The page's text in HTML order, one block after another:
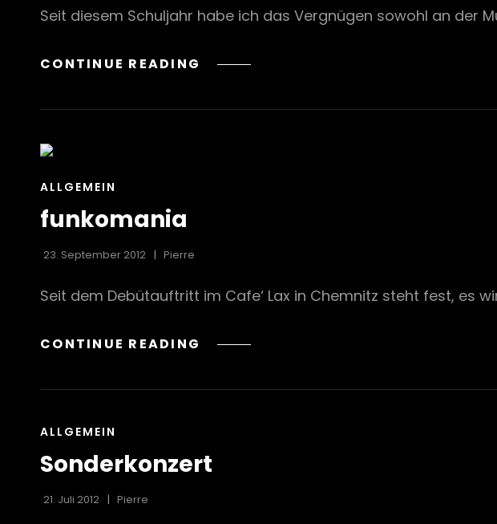
Seit diesem Schuljahr habe ich das Vergnügen sowohl an der
CONTINUE READING SAXOPHONENSEMBLE
CAT
ALLGEMEIN
funkomania
23. September 2012 Pierre
Seit dem Debütauftritt im Cafe‘ Lax in Chemnitz steht fest, es
CONTINUE READING FUNKOMANIA
CAT
ALLGEMEIN
Sonderkonzert
21. Juli 2012 Pierre